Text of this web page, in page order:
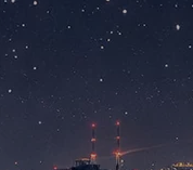
の相性占い